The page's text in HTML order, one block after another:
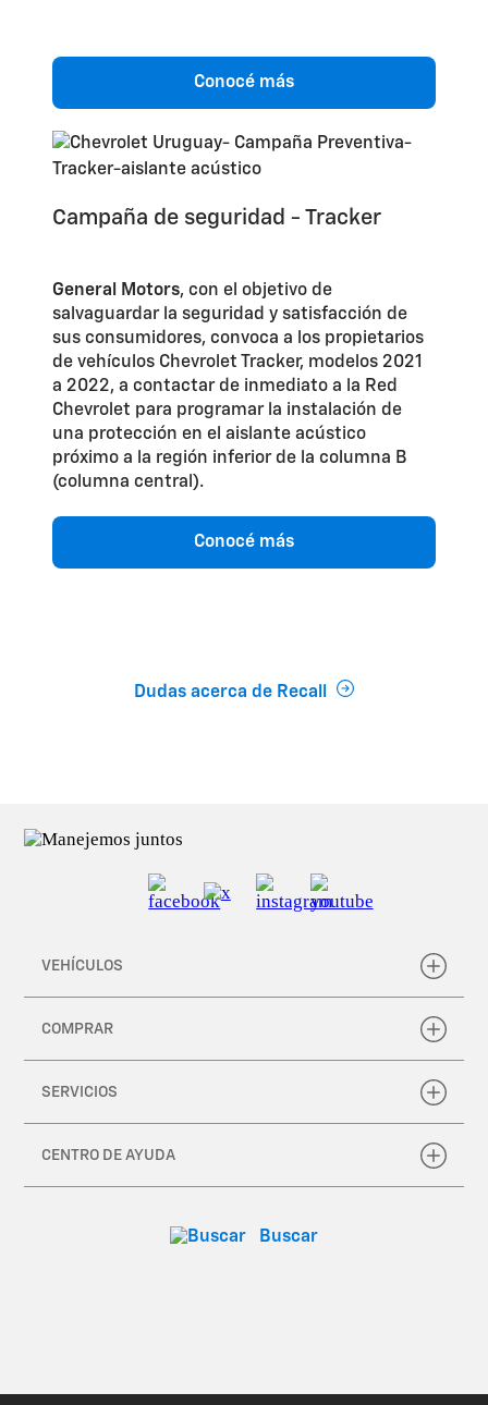
Conocé más
Campaña de seguridad - Tracker
General Motors, con el objetivo de
salvaguardar la seguridad y satisfacción de
sus consumidores, convoca a los propietarios
de vehículos Chevrolet Tracker, modelos 2021
a 2022, a contactar de inmediato a la Red
Chevrolet para programar la instalación de
una protección en el aislante acústico
próximo a la región inferior de la columna B
(columna central).
Conocé más
Dudas acerca de Recall